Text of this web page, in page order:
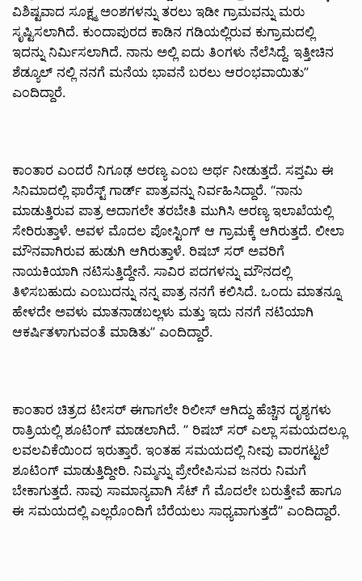
ವಿಶಿಷ್ಟವಾದ ಸೂಕ್ಷ್ಮ ಅಂಶಗಳನ್ನು ತರಲು ಇಡೀ ಗ್ರಾಮವನ್ನು ಮರು
ಸೃಷ್ಟಿಸಲಾಗಿದೆ. ಕುಂದಾಪುರದ ಕಾಡಿನ ಗಡಿಯಲ್ಲಿರುವ ಕುಗ್ರಾಮದಲ್ಲಿ
ಇದನ್ನು ನಿರ್ಮಿಸಲಾಗಿದೆ. ನಾನು ಅಲ್ಲಿ ಐದು ತಿಂಗಳು ನೆಲೆಸಿದ್ದೆ. ಇತ್ತೀಚಿನ
ಶೆಡ್ಯೂಲ್ ನಲ್ಲಿ ನನಗೆ ಮನೆಯ ಭಾವನೆ ಬರಲು ಆರಂಭವಾಯಿತು”
ಎಂದಿದ್ದಾರೆ.
ಕಾಂತಾರ ಎಂದರೆ ನಿಗೂಢ ಅರಣ್ಯ ಎಂಬ ಅರ್ಥ ನೀಡುತ್ತದೆ. ಸಪ್ತಮಿ ಈ
ಸಿನಿಮಾದಲ್ಲಿ ಫಾರೆಸ್ಟ್ ಗಾರ್ಡ್ ಪಾತ್ರವನ್ನು ನಿರ್ವಹಿಸಿದ್ದಾರೆ. “ನಾನು
ಮಾಡುತ್ತಿರುವ ಪಾತ್ರ ಅದಾಗಲೇ ತರಬೇತಿ ಮುಗಿಸಿ ಅರಣ್ಯ ಇಲಾಖೆಯಲ್ಲಿ
ಸೇರಿರುತ್ತಾಳೆ. ಅವಳ ಮೊದಲ ಪೋಸ್ಟಿಂಗ್ ಆ ಗ್ರಾಮಕ್ಕೆ ಆಗಿರುತ್ತದೆ. ಲೀಲಾ
ಮೌನವಾಗಿರುವ ಹುಡುಗಿ ಆಗಿರುತ್ತಾಳೆ. ರಿಷಬ್ ಸರ್ ಅವರಿಗೆ
ನಾಯಕಿಯಾಗಿ ನಟಿಸುತ್ತಿದ್ದೇನೆ. ಸಾವಿರ ಪದಗಳನ್ನು ಮೌನದಲ್ಲಿ
ತಿಳಿಸಬಹುದು ಎಂಬುದನ್ನು ನನ್ನ ಪಾತ್ರ ನನಗೆ ಕಲಿಸಿದೆ. ಒಂದು ಮಾತನ್ನೂ
ಹೇಳದೇ ಅವಳು ಮಾತನಾಡಬಲ್ಲಳು ಮತ್ತು ಇದು ನನಗೆ ನಟಿಯಾಗಿ
ಆಕರ್ಷಿತಳಾಗುವಂತೆ ಮಾಡಿತು” ಎಂದಿದ್ದಾರೆ.
ಕಾಂತಾರ ಚಿತ್ರದ ಟೀಸರ್ ಈಗಾಗಲೇ ರಿಲೀಸ್ ಆಗಿದ್ದು ಹೆಚ್ಚಿನ ದೃಶ್ಯಗಳು
ರಾತ್ರಿಯಲ್ಲಿ ಶೂಟಿಂಗ್ ಮಾಡಲಾಗಿದೆ. ” ರಿಷಬ್ ಸರ್ ಎಲ್ಲಾ ಸಮಯದಲ್ಲೂ
ಲವಲವಿಕೆಯಿಂದ ಇರುತ್ತಾರೆ. ಇಂತಹ ಸಮಯದಲ್ಲಿ ನೀವು ವಾರಗಟ್ಟಲೆ
ಶೂಟಿಂಗ್ ಮಾಡುತ್ತಿದ್ದೀರಿ. ನಿಮ್ಮನ್ನು ಪ್ರೇರೇಪಿಸುವ ಜನರು ನಿಮಗೆ
ಬೇಕಾಗುತ್ತದೆ. ನಾವು ಸಾಮಾನ್ಯವಾಗಿ ಸೆಟ್ ಗೆ ಮೊದಲೇ ಬರುತ್ತೇವೆ ಹಾಗೂ
ಈ ಸಮಯದಲ್ಲಿ ಎಲ್ಲರೊಂದಿಗೆ ಬೆರೆಯಲು ಸಾಧ್ಯವಾಗುತ್ತದೆ” ಎಂದಿದ್ದಾರೆ.